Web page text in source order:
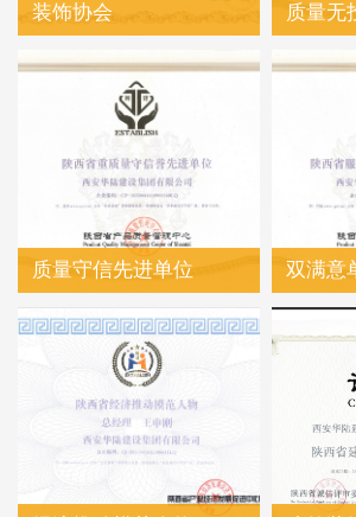
装饰协会 质量无
质量守信先进单位 双满意